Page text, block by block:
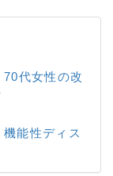
代女性の改
能性ディス